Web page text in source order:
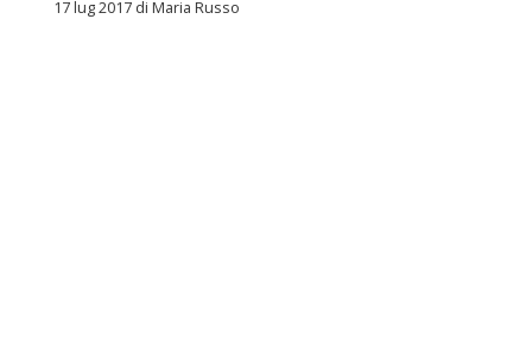
17 lug 2017 di Maria Russo